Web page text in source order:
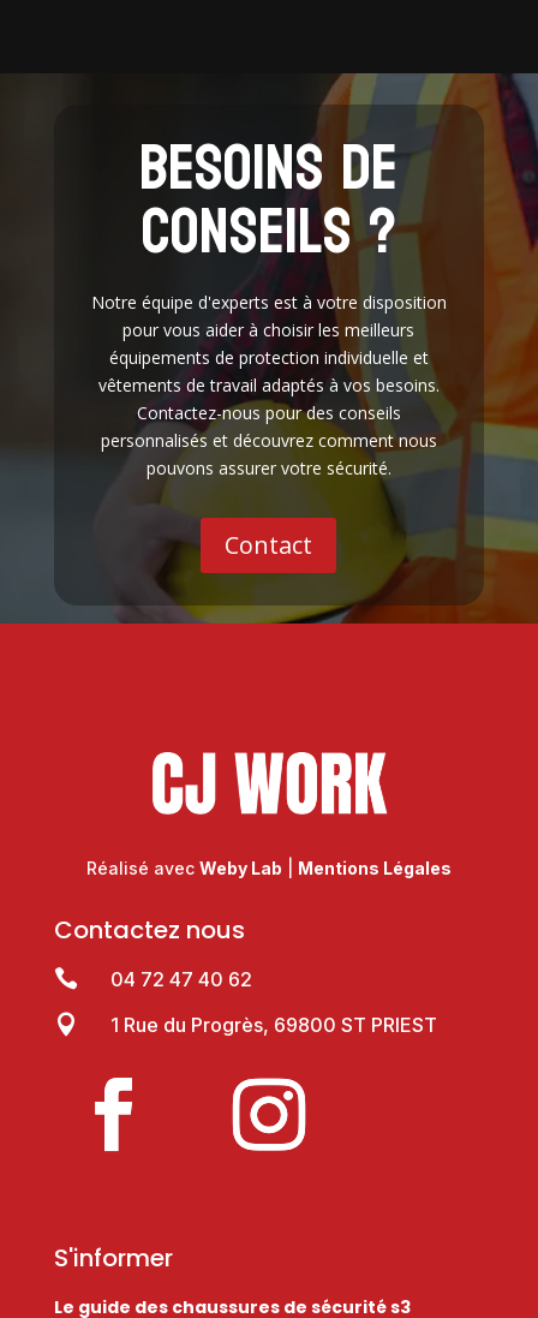
BESOINS DE
CONSEILS ?
Notre équipe d'experts est à votre disposition
pour vous aider à choisir les meilleurs
équipements de protection individuelle et
vêtements de travail adaptés à vos besoins.
Contactez-nous pour des conseils
personnalisés et découvrez comment nous
pouvons assurer votre sécurité.
Contact
Réalisé avec Weby Lab Mentions Légales
Contactez nous

04 72 47 40 62

1 Rue du Progrès, 69800 ST PRIEST
S'informer
Le guide des chaussures de sécurité s3